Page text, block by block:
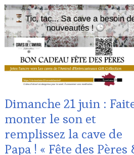
CLUB
:
WINE
TASTING
VOUCHER,
CÔTES-
DE-
PROVENCE,
VITICOLE,
ADHÉRENT,
VIN
TOURISME
INVITATIONS
&
Dimanche 21 juin :
monter le son et
remplissez la cave de
Papa ! « Fête des Pères